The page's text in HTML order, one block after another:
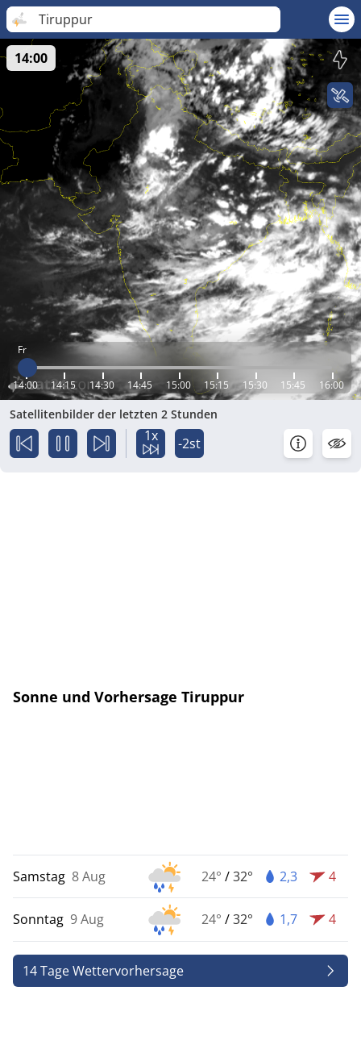
Tiruppur
Fr
14:00 14:15 14:30 14:45 15:00 15:15 15:30 15:45 16:00
14:00
Satellitenbilder der letzten 2 Stunden
1x -2st
Sonne und Vorhersage Tiruppur
Samstag 8 Aug 24° /32° 2,3 4
Sonntag 9 Aug 24° /32° 1,7 4
14 Tage Wettervorhersage